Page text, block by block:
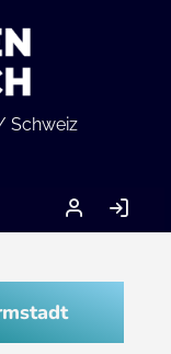
Schweiz
MEIN
ACCOUNT